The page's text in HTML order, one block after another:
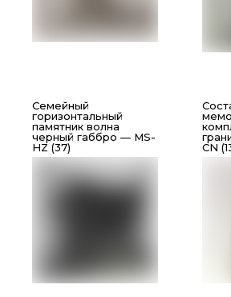
Семейный
горизонтальный
памятник волна
черный габбро — MS-
HZ (37)
CN